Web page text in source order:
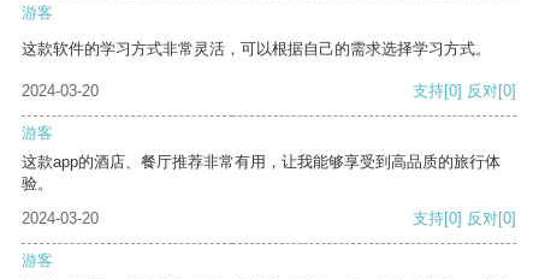
游客
这款软件的学习方式非常灵活，可以根据自己的需求选择学习方式。
2024-03-20 支持[0] 反对[0]
游客
这款app的酒店、餐厅推荐非常有用，让我能够享受到高品质的旅行体
验。
2024-03-20
支持[0] 反对[0]
游客